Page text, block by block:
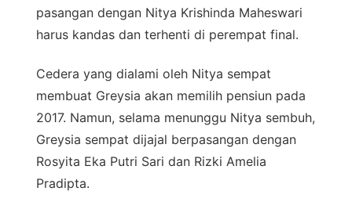
pasangan dengan Nitya Krishinda Maheswari
harus kandas dan terhenti di perempat final.
Cedera yang dialami oleh Nitya sempat
membuat Greysia akan memilih pensiun pada
2017. Namun, selama menunggu Nitya sembuh,
Greysia sempat dijajal berpasangan dengan
Rosyita Eka Putri Sari dan Rizki Amelia
Pradipta.